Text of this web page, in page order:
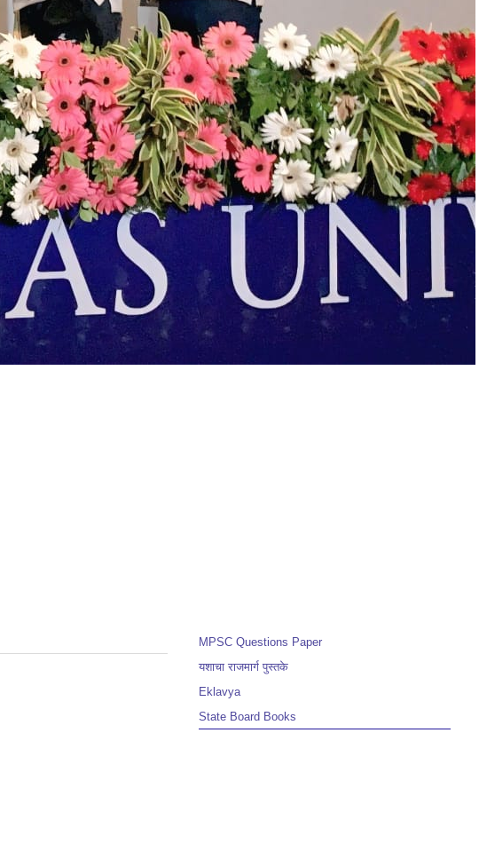
MPSC Questions Paper
यशाचा राजमार्ग पुस्तके
Eklavya
State Board Books